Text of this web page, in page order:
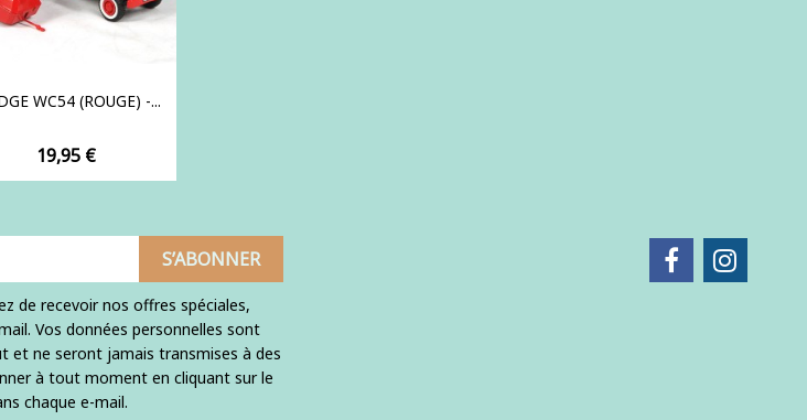
WC54 (ROUGE) -...
Prix
19,95 €
de recevoir nos offres spéciales,
Vos données personnelles sont
et ne seront jamais transmises à des
à tout moment en cliquant sur le
chaque e-mail.